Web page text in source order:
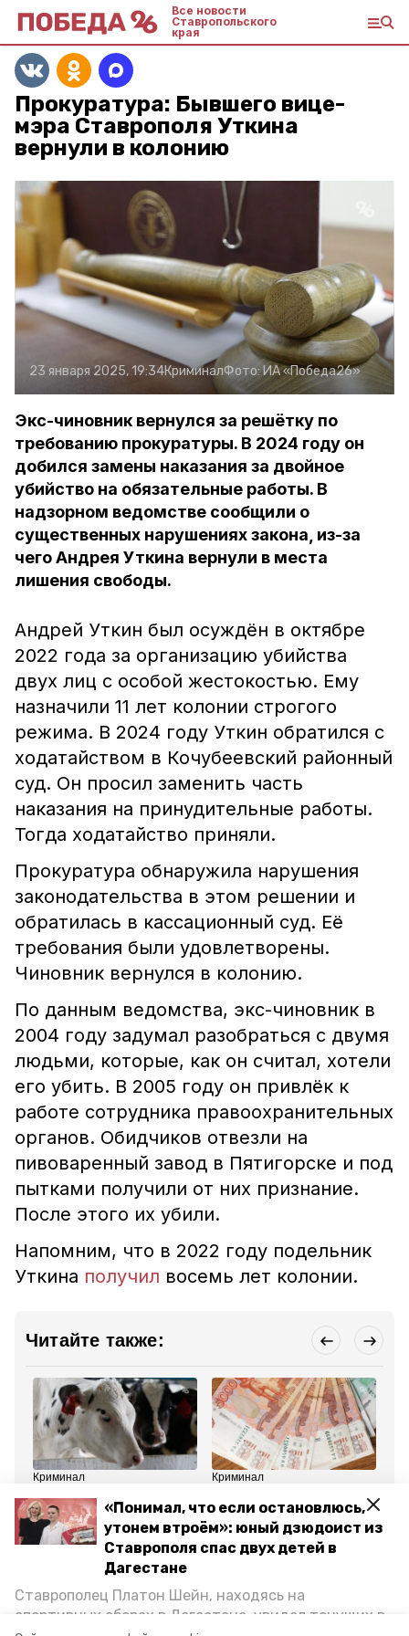
«Понимал, что если остановлюсь,
утонем втроём»: юный дзюдоист из
Ставрополя спас двух детей в
Дагестане
Ставрополец Платон Шейн, находясь на
спортивных сборах в Дегестане, увидел тонущих в
Все новости
Ставропольского
края
Прокуратура: Бывшего вице-
мэра Ставрополя Уткина
вернули в колонию
23 января 2025, 19:34КриминалФото:ИА «Победа26»
Экс-чиновник вернулся за решётку по
требованию прокуратуры. В 2024 году он
добился замены наказания за двойное
убийство на обязательные работы. В
надзорном ведомстве сообщили о
существенных нарушениях закона, из-за
чего Андрея Уткина вернули в места
лишения свободы.
Андрей Уткин был осуждён в октябре
2022 года за организацию убийства
двух лиц с особой жестокостью. Ему
назначили 11 лет колонии строгого
режима. В 2024 году Уткин обратился с
ходатайством в Кочубеевский районный
суд. Он просил заменить часть
наказания на принудительные работы.
Тогда ходатайство приняли.
Прокуратура обнаружила нарушения
законодательства в этом решении и
обратилась в кассационный суд. Её
требования были удовлетворены.
Чиновник вернулся в колонию.
По данным ведомства, экс-чиновник в
2004 году задумал разобраться с двумя
людьми, которые, как он считал, хотели
его убить. В 2005 году он привлёк к
работе сотрудника правоохранительных
органов. Обидчиков отвезли на
пивоваренный завод в Пятигорске и под
пытками получили от них признание.
После этого их убили.
Напомним, что в 2022 году подельник
Уткина получил восемь лет колонии.
Читайте также:
Криминал
Полиция поймала
ставропольца,
застрелившего трёх
соседских коров
Криминал
Взятка в 200 тыс. стоила
свободы трём экс-
сотрудникам
электросети в Минводах
Все новости